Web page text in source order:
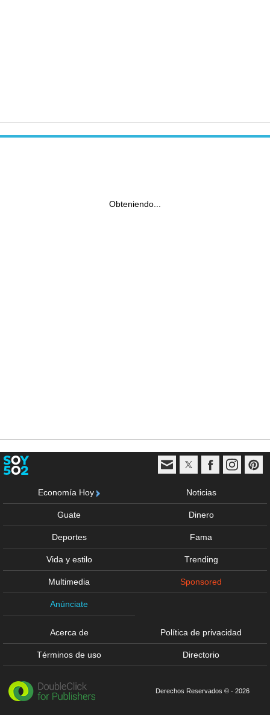
Obteniendo...
Economía Hoy Noticias
Guate Dinero
Deportes Fama
Vida y estilo Trending
Multimedia Sponsored
Anúnciate
Acerca de Política de privacidad
Términos de uso Directorio
Derechos Reservados © - 2026